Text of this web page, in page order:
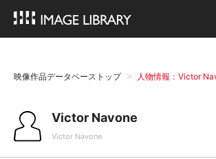
映像作品データベーストップ 人物情報：Victor
Victor Navone
Victor Navone